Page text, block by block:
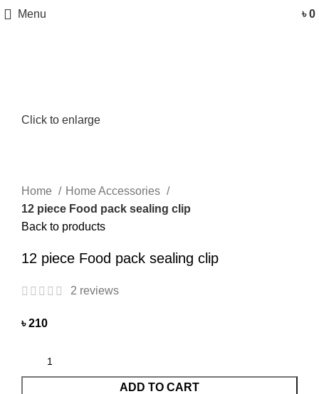
Menu ৳0
Click to enlarge
Home
Home Accessories
12 piece Food pack sealing clip
Back to products
12 piece Food pack sealing clip
2 reviews
৳
ADD TO CART